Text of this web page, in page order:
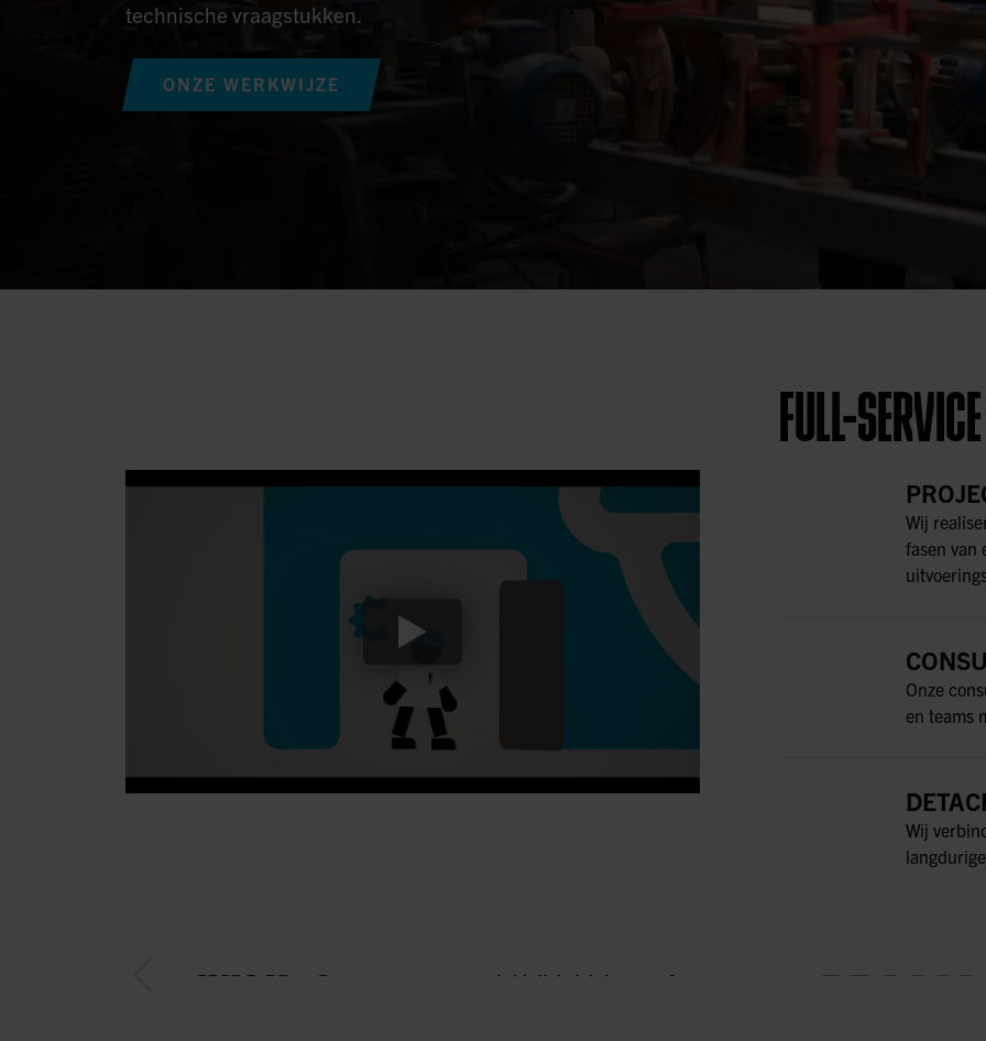
technische vraagstukken.
ONZE WERKWIJZE
FULL-
Wij
fasen van
Onze
en teams
Wij